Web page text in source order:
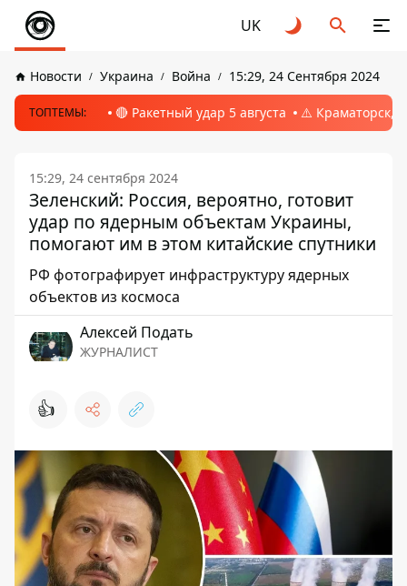
UK
Новости Украина Война 15:29, 24 Сентября 2024
ТОПТЕМЫ: 🔴 Ракетный удар 5 августа ⚠️ Краматорск,
15:29, 24 сентября 2024
Зеленский: Россия, вероятно, готовит
удар по ядерным объектам Украины,
помогают им в этом китайские спутники
РФ фотографирует инфраструктуру ядерных
объектов из космоса
Алексей Подать
ЖУРНАЛИСТ
👍